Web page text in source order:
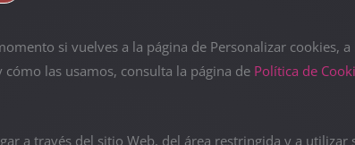
si vuelves a la página de Personalizar cookies,
las usamos, consulta la página de Política de
a través del sitio Web, del área restringida y a